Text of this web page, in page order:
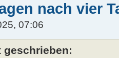
nach vier
07:06
geschrieben: